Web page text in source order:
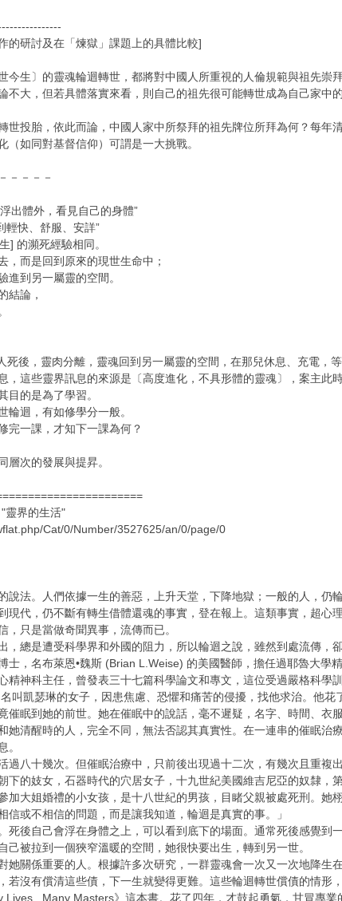
的研討及在「煉獄」課題上的具體比較]
今生〕的靈魂輪迴轉世，都將對中國人所重視的人倫規範與祖先崇
不大，但若具體落實來看，則自己的祖先很可能轉世成為自己家中
世投胎，依此而論，中國人家中所祭拜的祖先牌位所拜為何？每年
如同對基督信仰）可謂是一大挑戰。
－－－－
出體外，看見自己的身體”
快、舒服、安詳”
] 的瀕死經驗相同。
，而是回到原來的現世生命中；
進到另一屬靈的空間。
結論，
死後，靈肉分離，靈魂回到另一屬靈的空間，在那兒休息、充電，
，這些靈界訊息的來源是〔高度進化，不具形體的靈魂〕，案主此
目的是為了學習。
輪迴，有如修學分一般。
完一課，才知下一課為何？
層次的發展與提昇。
靈界的生活"
Cat/0/Number/3527625/an/0/page/0
法。人們依據一生的善惡，上升天堂，下降地獄；一般的人，仍
現代，仍不斷有轉生借體還魂的事實，登在報上。這類事實，超心
，只是當做奇聞異事，流傳而已。
總是遭受科學界和外國的阻力，所以輪迴之說，雖然到處流傳，
，名布萊恩•魏斯 (Brian L.Weise) 的美國醫師，擔任過耶魯大學
精神科主任，曾發表三十七篇科學論文和專文，這位受過嚴格科學
凱瑟琳的女子，因患焦慮、恐懼和痛苦的侵擾，找他求治。他花
催眠到她的前世。她在催眠中的說話，毫不遲疑，名字、時間、衣
她清醒時的人，完全不同，無法否認其真實性。在一連串的催眠治
。
八十幾次。但催眠治療中，只前後出現過十二次，有幾次且重複
下的妓女，石器時代的穴居女子，十九世紀美國維吉尼亞的奴隸，
加大姐婚禮的小女孩，是十八世紀的男孩，目睹父親被處死刑。她
信或不相信的問題，而是讓我知道，輪迴是真實的事。」
後自己會浮在身體之上，可以看到底下的場面。通常死後感覺到
己被拉到一個狹窄溫暖的空間，她很快要出生，轉到另一世。
關係重要的人。根據許多次研究，一群靈魂會一次又一次地降生
若沒有償清這些債，下一生就變得更難。這些輪迴轉世償債的情形
, Many Masters》這本書。花了四年，才鼓起勇氣，甘冒專業